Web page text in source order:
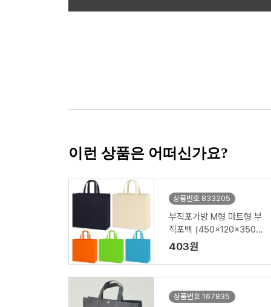
이런 상품은 어떠신가요?
상품번호 833205
부직포가방 M형 마트형 부
직포백 (450x120x350m
m)
403원
상품번호 167835